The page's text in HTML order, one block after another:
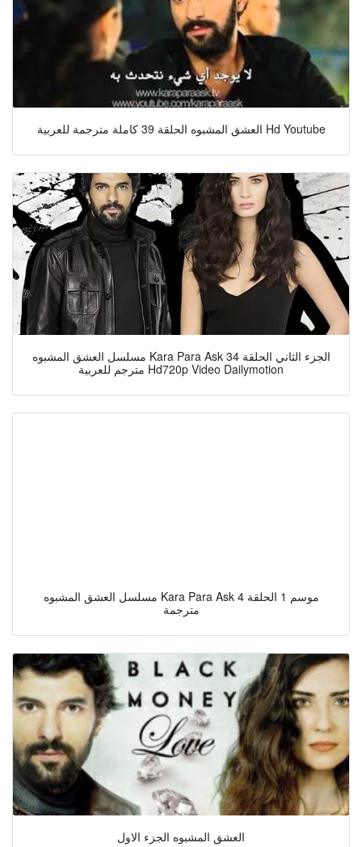
العشق المشبوه الحلقة 39 كاملة مترجمة للعربية Hd Youtube
مسلسل العشق المشبوه Kara Para Ask الجزء الثاني الحلقة 34
مترجم للعربية Hd720p Video Dailymotion
مسلسل العشق المشبوه Kara Para Ask موسم 1 الحلقة 4
مترجمة
العشق المشبوه الجزء الاول